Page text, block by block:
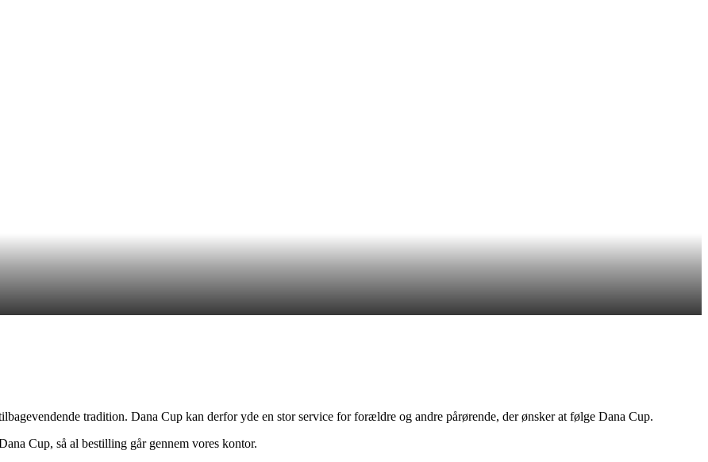
tradition. Dana Cup kan derfor yde en stor service for forældre og andre pårørende, der ønsker at følge Dana Cup.
Cup, så al bestilling går gennem vores kontor.